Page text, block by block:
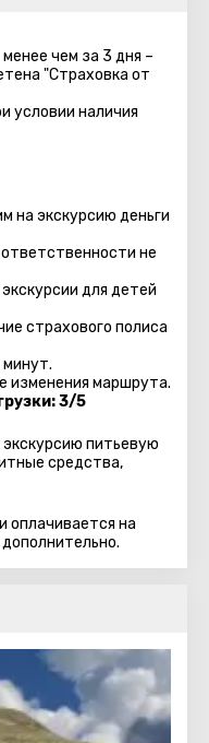
чем за 3 дня –
"Страховка от
условии наличия
на экскурсию деньги
не
для детей
страхового полиса
изменения маршрута.
3/5
экскурсию питьевую
средства,
оплачивается на